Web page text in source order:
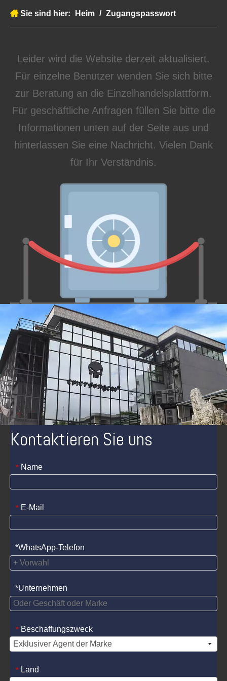
Sie sind hier: Heim / Zugangspasswort
Leider wird die Website derzeit aktualisiert.
Für einzelne Benutzer wenden Sie sich bitte
zur Beratung an die Einzelhandelsplattform.
Für geschäftliche Anfragen füllen Sie bitte die
Informationen unten auf der Seite aus und
hinterlassen Sie eine Nachricht. Vielen Dank
für Ihr Verständnis.
Kontaktieren Sie uns
* Name
* E-Mail
*WhatsApp-Telefon
*Unternehmen
* Beschaffungszweck
* Land